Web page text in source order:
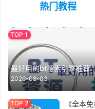
热门教程
最好用的bt搜索引擎推荐
2026-08-03
《全本